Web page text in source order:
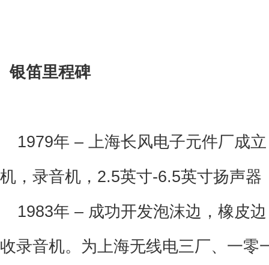
银笛里程碑
年 – 上海长风电子元件厂成
机，录音机，2.5英寸-6.5英寸扬声
年 – 成功开发泡沫边，橡皮
收录音机。为上海无线电三厂、一